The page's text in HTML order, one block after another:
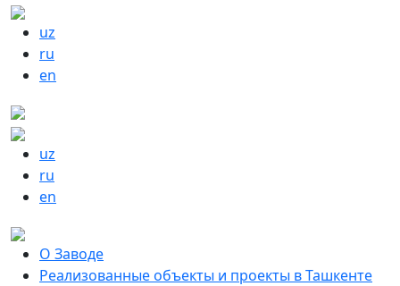
uz
ru
en
uz
ru
en
О Заводе
Реализованные объекты и проекты в Ташкенте